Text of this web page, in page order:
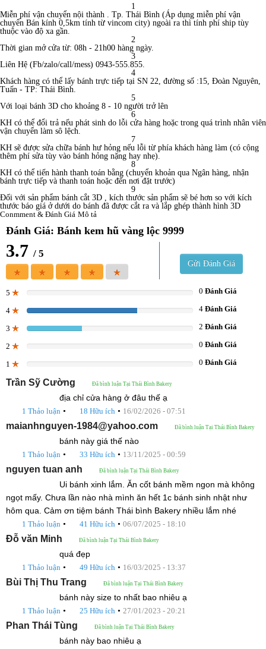
1
Miễn phí vận chuyển nội thành . Tp. Thái Bình (Áp dụng miễn phí vận
chuyển Bán kính 0,5km tính từ vincom city) ngoài ra thì tính phí ship tùy
thuộc vào độ xa gần.
2
Thời gian mở cửa từ: 08h - 21h00 hàng ngày.
3
Liên Hệ (Fb/zalo/call/mess) 0943-555.855.
4
Khách hàng có thể lấy bánh trực tiếp tại SN 22, đường số :15, Đoàn Nguyên,
Tuấn - TP: Thái Bình.
5
Với loại bánh 3D cho khoảng 8 - 10 người trở lên
6
KH có thể đổi trả nếu phát sinh do lỗi cửa hàng hoặc trong quá trình nhân viên
vận chuyển làm sô lệch.
7
KH sẽ được sửa chữa bánh hư hỏng nếu lỗi từ phía khách hàng làm (có cộng
thêm phí sửa tùy vào bánh hỏng nặng hay nhẹ).
8
KH có thể tiến hành thanh toán bằng (chuyển khoản qua Ngân hàng, nhận
bánh trực tiếp và thanh toán hoặc đến nơi đặt trước)
9
Đối với sản phẩm bánh cắt 3D , kích thước sản phẩm sẽ bé hơn so với kích
thước báo giá ở dưới do bánh đã được cắt ra và lắp ghép thành hình 3D
Conmment & Đánh Giá Mô tả
Đánh Giá: Bánh kem hũ vàng lộc 9999
3.7 / 5
Gửi Đánh Giá
5 0 Đánh Giá
4 66.666666666667% 4 Đánh Giá
3 33.333333333333% 2 Đánh Giá
2 0 Đánh Giá
1 0 Đánh Giá
Trần Sỹ Cường Đã bình luận Tại Thái Bình Bakery
địa chỉ cửa hàng ở đâu thế ạ
1 Thảo luận • 18 Hữu ích • 16/02/2026 - 07:51
maianhnguyen-1984@yahoo.com Đã bình luận Tại Thái Bình Bakery
bánh này giá thế nào
1 Thảo luận • 33 Hữu ích • 13/11/2025 - 00:59
nguyen tuan anh Đã bình luận Tại Thái Bình Bakery
Ui bánh xinh lắm. Ăn cốt bánh mềm ngon mà không
ngọt mấy. Chưa lần nào nhà mình ăn hết 1c bánh sinh nhật như
hôm qua. Cảm ơn tiệm bánh Thái bình Bakery nhiều lắm nhé
1 Thảo luận • 41 Hữu ích • 06/07/2025 - 18:10
Đỗ văn Minh Đã bình luận Tại Thái Bình Bakery
quá đẹp
1 Thảo luận • 49 Hữu ích • 16/03/2025 - 13:37
Bùi Thị Thu Trang Đã bình luận Tại Thái Bình Bakery
bánh này size to nhất bao nhiêu ạ
1 Thảo luận • 25 Hữu ích • 27/01/2023 - 20:21
Phan Thái Tùng Đã bình luận Tại Thái Bình Bakery
bánh này bao nhiêu ạ